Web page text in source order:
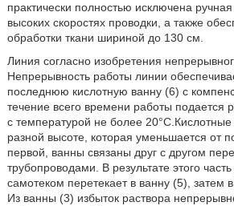
практически полностью исключена
высоких скоростях проводки, а также
обработки ткани шириной до 130 см.
Линия согласно изобретения
Непрерывность работы линии
последнюю кислотную ванну (6) с
течение всего времени работы подается
с температурой не более
разной высоте, которая уменьшается от
первой, ванны связаны друг с другом
трубопроводами. В результате этого
самотеком перетекает в ванну (5), затем
Из ванны (3) избыток раствора